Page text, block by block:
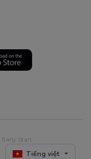
Early Start
Tiếng việt